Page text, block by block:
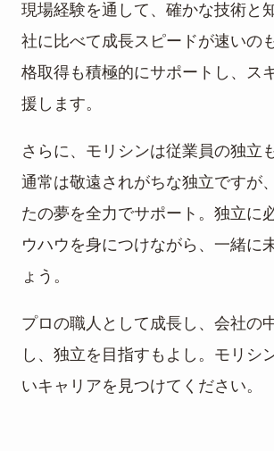
現場経験を通して、確かな技術と
社に比べて成長スピードが速いの
格取得も積極的にサポートし、ス
援します。
さらに、モリシンは従業員の独立
通常は敬遠されがちな独立ですが
たの夢を全力でサポート。独立に
ウハウを身につけながら、一緒に
ょう。
プロの職人として成長し、会社の
し、独立を目指すもよし。モリシ
いキャリアを見つけてください。